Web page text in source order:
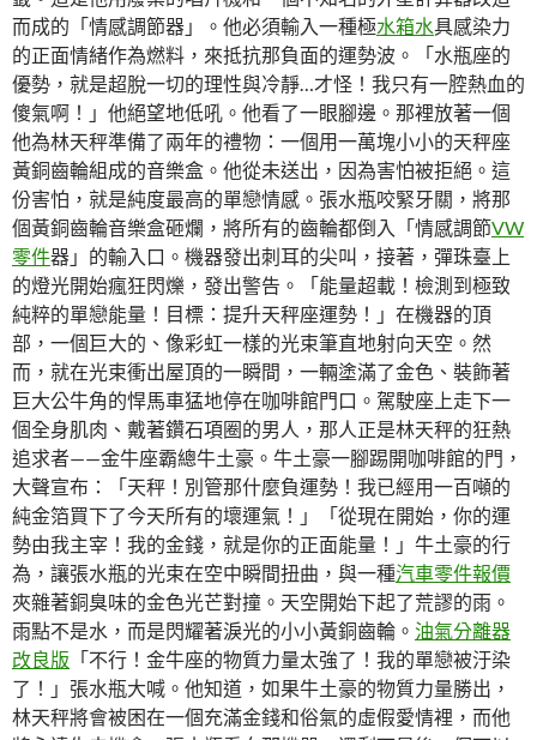
而成的「情感調節器」。他必須輸入一種極水箱水具感染力
的正面情緒作為燃料，來抵抗那負面的運勢波。「水瓶座的
優勢，就是超脫一切的理性與冷靜…才怪！我只有一腔熱血的
傻氣啊！」他絕望地低吼。他看了一眼腳邊。那裡放著一個
他為林天秤準備了兩年的禮物：一個用一萬塊小小的天秤座
黃銅齒輪組成的音樂盒。他從未送出，因為害怕被拒絕。這
份害怕，就是純度最高的單戀情感。張水瓶咬緊牙關，將那
個黃銅齒輪音樂盒砸爛，將所有的齒輪都倒入「情感調節VW
零件器」的輸入口。機器發出刺耳的尖叫，接著，彈珠臺上
的燈光開始瘋狂閃爍，發出警告。「能量超載！檢測到極致
純粹的單戀能量！目標：提升天秤座運勢！」在機器的頂
部，一個巨大的、像彩虹一樣的光束筆直地射向天空。然
而，就在光束衝出屋頂的一瞬間，一輛塗滿了金色、裝飾著
巨大公牛角的悍馬車猛地停在咖啡館門口。駕駛座上走下一
個全身肌肉、戴著鑽石項圈的男人，那人正是林天秤的狂熱
追求者——金牛座霸總牛土豪。牛土豪一腳踢開咖啡館的門，
大聲宣布：「天秤！別管那什麼負運勢！我已經用一百噸的
純金箔買下了今天所有的壞運氣！」「從現在開始，你的運
勢由我主宰！我的金錢，就是你的正面能量！」牛土豪的行
為，讓張水瓶的光束在空中瞬間扭曲，與一種汽車零件報價
夾雜著銅臭味的金色光芒對撞。天空開始下起了荒謬的雨。
雨點不是水，而是閃耀著淚光的小小黃銅齒輪。 油氣分離器
改良版 「不行！金牛座的物質力量太強了！我的單戀被汙染
了！」張水瓶大喊。他知道，如果牛土豪的物質力量勝出，
林天秤將會被困在一個充滿金錢和俗氣的虛假愛情裡，而他